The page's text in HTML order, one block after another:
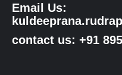
Email Us:
contact us: +91